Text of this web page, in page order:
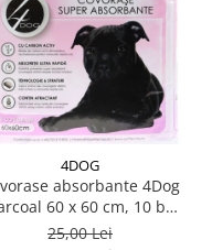
4DOG
absorbante 4Dog
60 x 60 cm, 10 buc
/ pachet
25,00 Lei